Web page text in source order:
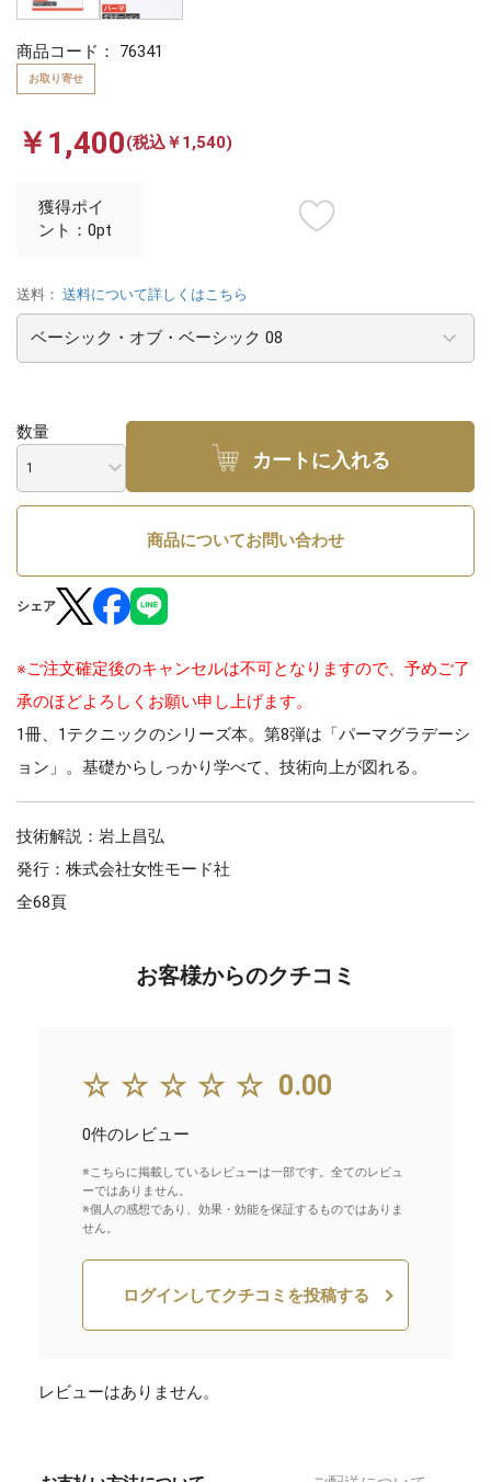
商品コード： 76341
お取り寄せ
￥1,400(税込￥1,540)
獲得ポイ
ント：0pt
送料： 送料について詳しくはこちら
数量
カートに入れる
商品についてお問い合わせ
シェア
※ご注文確定後のキャンセルは不可となりますので、予めご了
承のほどよろしくお願い申し上げます。
1冊、1テクニックのシリーズ本。第8弾は「パーマグラデーシ
ョン」。基礎からしっかり学べて、技術向上が図れる。
技術解説：岩上昌弘
発行：株式会社女性モード社
全68頁
お客様からのクチコミ
☆☆☆☆☆ 0.00
0件のレビュー
※こちらに掲載しているレビューは一部です。全てのレビュ
ーではありません。
※個人の感想であり、効果・効能を保証するものではありま
せん。
ログインしてクチコミを投稿する
レビューはありません。